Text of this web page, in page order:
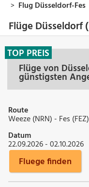
Flüge Düsseldorf
Flüge von
günstigsten
TOP PREIS
Route
Weeze (NRN) - Fes (FEZ)
Datum
22.09.2026 - 02.10.2026
Fluege finden